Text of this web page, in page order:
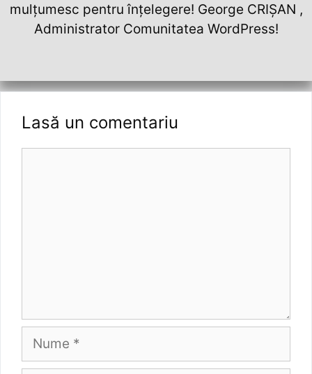
mulțumesc pentru înțelegere! George CRIȘAN ,
Administrator Comunitatea WordPress!
Lasă un comentariu